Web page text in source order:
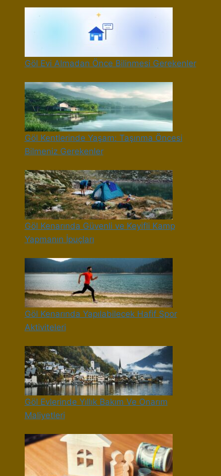
Göl Evi Almadan Önce Bilinmesi Gerekenler
Göl Kentlerinde Yaşam: Taşınma Öncesi
Bilmeniz Gerekenler
Göl Kenarında Güvenli ve Keyifli Kamp
Yapmanın İpuçları
Göl Kenarında Yapılabilecek Hafif Spor
Aktiviteleri
Göl Evlerinde Yıllık Bakım Ve Onarım
Maliyetleri